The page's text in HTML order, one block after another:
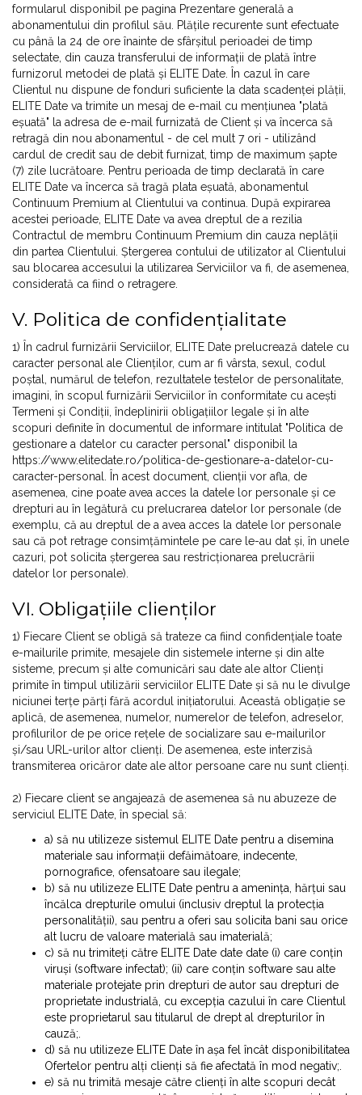
formularul disponibil pe pagina Prezentare generală a
abonamentului din profilul său. Plățile recurente sunt efectuate
cu până la 24 de ore înainte de sfârșitul perioadei de timp
selectate, din cauza transferului de informații de plată între
furnizorul metodei de plată și ELITE Date. În cazul în care
Clientul nu dispune de fonduri suficiente la data scadenței plății,
ELITE Date va trimite un mesaj de e-mail cu mențiunea "plată
eșuată" la adresa de e-mail furnizată de Client și va încerca să
retragă din nou abonamentul - de cel mult 7 ori - utilizând
cardul de credit sau de debit furnizat, timp de maximum șapte
(7) zile lucrătoare. Pentru perioada de timp declarată în care
ELITE Date va încerca să tragă plata eșuată, abonamentul
Continuum Premium al Clientului va continua. După expirarea
acestei perioade, ELITE Date va avea dreptul de a rezilia
Contractul de membru Continuum Premium din cauza neplății
din partea Clientului. Ștergerea contului de utilizator al Clientului
sau blocarea accesului la utilizarea Serviciilor va fi, de asemenea,
considerată ca fiind o retragere.
V. Politica de confidențialitate
1) În cadrul furnizării Serviciilor, ELITE Date prelucrează datele cu
caracter personal ale Clienților, cum ar fi vârsta, sexul, codul
poștal, numărul de telefon, rezultatele testelor de personalitate,
imagini, în scopul furnizării Serviciilor în conformitate cu acești
Termeni și Condiții, îndeplinirii obligațiilor legale și în alte
scopuri definite în documentul de informare intitulat "Politica de
gestionare a datelor cu caracter personal" disponibil la
https://www.elitedate.ro/politica-de-gestionare-a-datelor-cu-
caracter-personal. În acest document, clienții vor afla, de
asemenea, cine poate avea acces la datele lor personale și ce
drepturi au în legătură cu prelucrarea datelor lor personale (de
exemplu, că au dreptul de a avea acces la datele lor personale
sau că pot retrage consimțămintele pe care le-au dat și, în unele
cazuri, pot solicita ștergerea sau restricționarea prelucrării
datelor lor personale).
VI. Obligațiile clienților
1) Fiecare Client se obligă să trateze ca fiind confidențiale toate
e-mailurile primite, mesajele din sistemele interne și din alte
sisteme, precum și alte comunicări sau date ale altor Clienți
primite în timpul utilizării serviciilor ELITE Date și să nu le divulge
niciunei terțe părți fără acordul inițiatorului. Această obligație se
aplică, de asemenea, numelor, numerelor de telefon, adreselor,
profilurilor de pe orice rețele de socializare sau e-mailurilor
și/sau URL-urilor altor clienți. De asemenea, este interzisă
transmiterea oricăror date ale altor persoane care nu sunt clienți.
2) Fiecare client se angajează de asemenea să nu abuzeze de
serviciul ELITE Date, în special să:
a) să nu utilizeze sistemul ELITE Date pentru a disemina
materiale sau informații defăimătoare, indecente,
pornografice, ofensatoare sau ilegale;
b) să nu utilizeze ELITE Date pentru a amenința, hărțui sau
încălca drepturile omului (inclusiv dreptul la protecția
personalității), sau pentru a oferi sau solicita bani sau orice
alt lucru de valoare materială sau imaterială;
c) să nu trimiteți către ELITE Date date date (i) care conțin
viruși (software infectat); (ii) care conțin software sau alte
materiale protejate prin drepturi de autor sau drepturi de
proprietate industrială, cu excepția cazului în care Clientul
este proprietarul sau titularul de drept al drepturilor în
cauză;.
d) să nu utilizeze ELITE Date în așa fel încât disponibilitatea
Ofertelor pentru alți clienți să fie afectată în mod negativ;.
e) să nu trimită mesaje către clienți în alte scopuri decât